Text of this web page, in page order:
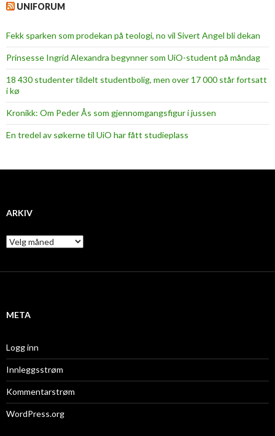
UNIFORUM
Fekk sparken som prodekan på teologi, no vil Sivert Angel bli dekan
Prinsesse Ingrid Alexandra begynner som UiO-student på måndag
18 430 studenter tildelt studentbolig, men over 17 000 står fortsatt
i kø
Kronikk: Om Peder Ås som gjennomgangsfigur i jussen
En tredel av søkerne til UiO har fått studieplass
ARKIV
A
r
i
META
Logg inn
Innleggsstrøm
Kommentarstrøm
WordPress.org